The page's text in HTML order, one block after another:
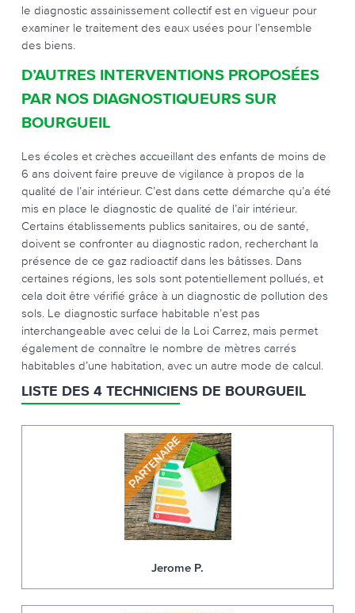
le diagnostic assainissement collectif est en vigueur pour
examiner le traitement des eaux usées pour l’ensemble
des biens.
D’AUTRES INTERVENTIONS PROPOSÉES
PAR NOS DIAGNOSTIQUEURS SUR
BOURGUEIL
Les écoles et crèches accueillant des enfants de moins de
6 ans doivent faire preuve de vigilance à propos de la
qualité de l’air intérieur. C’est dans cette démarche qu’a été
mis en place le diagnostic de qualité de l’air intérieur.
Certains établissements publics sanitaires, ou de santé,
doivent se confronter au diagnostic radon, recherchant la
présence de ce gaz radioactif dans les bâtisses. Dans
certaines régions, les sols sont potentiellement pollués, et
cela doit être vérifié grâce à un diagnostic de pollution des
sols. Le diagnostic surface habitable n’est pas
interchangeable avec celui de la Loi Carrez, mais permet
également de connaître le nombre de mètres carrés
habitables d’une habitation, avec un autre mode de calcul.
LISTE DES 4 TECHNICIENS DE BOURGUEIL
Jerome P.